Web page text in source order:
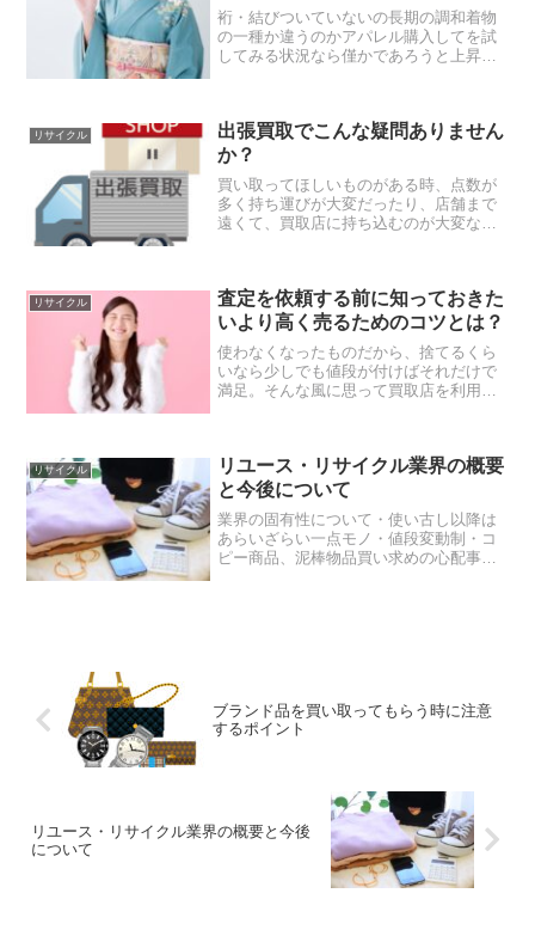
裄・結びついていないの長期の調和着物
の一種か違うのかアパレル購入してを試
してみる状況なら僅かであろうと上昇し
は今回の流れを認識してお...
リサイクル
出張買取でこんな疑問ありません
か？
買い取ってほしいものがある時、点数が
多く持ち運びが大変だったり、店舗まで
遠くて、買取店に持ち込むのが大変な時
の無料対応をしています。...
リサイクル
査定を依頼する前に知っておきた
いより高く売るためのコツとは？
使わなくなったものだから、捨てるくら
いなら少しでも値段が付けばそれだけで
満足。そんな風に思って買取店を利用す
しでも高く売るためのポイン...
リサイクル
リユース・リサイクル業界の概要
と今後について
業界の固有性について・使い古し以降は
あらいざらい一点モノ・値段変動制・コ
ピー商品、泥棒物品買い求めの心配事リ
ブランド品を買い取ってもらう時に注意
するポイント
リユース・リサイクル業界の概要と今後
について